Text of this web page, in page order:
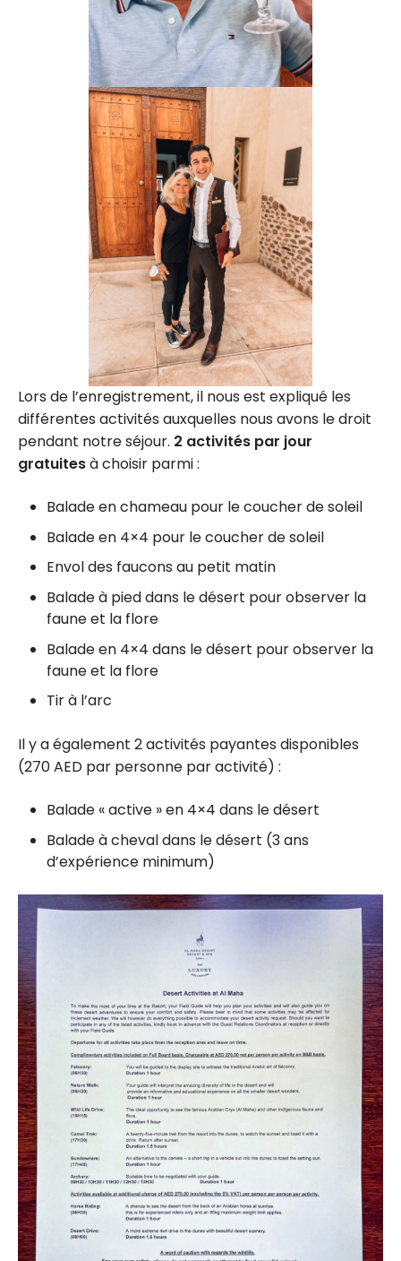
Lors de l’enregistrement, il nous est expliqué les
différentes activités auxquelles nous avons le droit
pendant notre séjour. 2 activités par jour
gratuitesà choisir parmi :
Balade en chameau pour le coucher de soleil
Balade en 4×4 pour le coucher de soleil
Envol des faucons au petit matin
Balade à pied dans le désert pour observer la
faune et la flore
Balade en 4×4 dans le désert pour observer la
faune et la flore
Tir à l’arc
Il y a également 2 activités payantes disponibles
(270 AED par personne par activité) :
Balade « active » en 4×4 dans le désert
Balade à cheval dans le désert (3 ans
d’expérience minimum)